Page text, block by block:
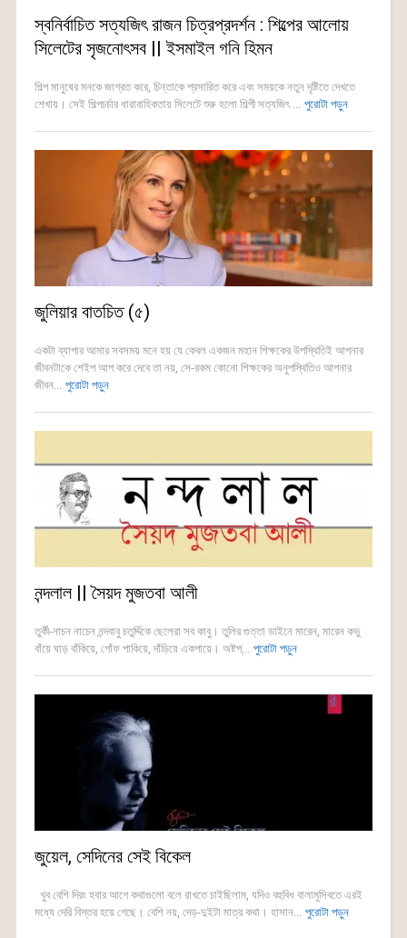
স্বনির্বাচিত সত্যজিৎ রাজন চিত্রপ্রদর্শন : শিল্পের আলোয়
সিলেটের সৃজনোৎসব || ইসমাইল গনি হিমন
শিল্প মানুষের মনকে জাগ্রত করে, চিন্তাকে প্রসারিত করে এবং সময়কে নতুন দৃষ্টিতে দেখতে
শেখায়। সেই শিল্পচর্চার ধারাবাহিকতায় সিলেটে শুরু হলো শিল্পী সত্যজিৎ ... পুরোটা পড়ুন
জুলিয়ার বাতচিত (৫)
একটা ব্যাপার আমার সবসময় মনে হয় যে কেবল একজন মহান শিক্ষকের উপস্থিতিই আপনার
জীবনটাকে শেইপ আপ করে দেবে তা নয়, সে-রকম কোনো শিক্ষকের অনুপস্থিতিও আপনার
জীবন... পুরোটা পড়ুন
নন্দলাল || সৈয়দ মুজতবা আলী
তুর্কী-নাচন নাচেন নন্দবাবু চতুর্দ্দিকে ছেলেরা সব কাবু। তুলির গুত্তা ডাইনে মারেন, মারেন কভু
বাঁয়ে ঘাড় বাঁকিয়ে, গোঁফ পাকিয়ে, দাঁড়িয়ে একপায়ে। অষ্টপ্... পুরোটা পড়ুন
জুয়েল, সেদিনের সেই বিকেল
খুব বেশি দিরং হবার আগে কথাগুলো বলে রাখতে চাইছিলাম, যদিও বহুবিধ বালামুসিবতে এরই
মধ্যে দেরি বিস্তর হয়ে গেছে। বেশি নয়, দেড়-দুইটা মাত্র কথা। হাসান... পুরোটা পড়ুন